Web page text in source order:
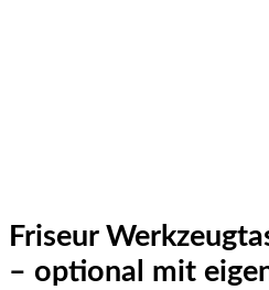
Friseur
– optional mit